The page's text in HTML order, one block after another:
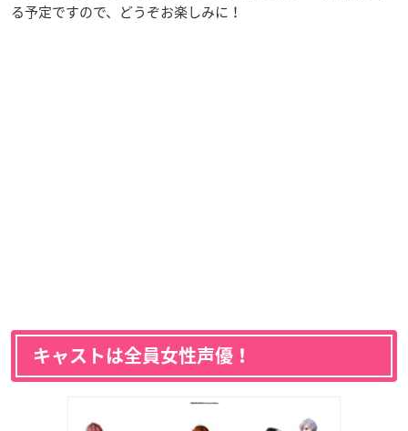
る予定ですので、どうぞお楽しみに！
キャストは全員女性声優！